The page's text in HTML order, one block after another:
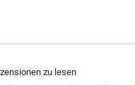
zu lesen